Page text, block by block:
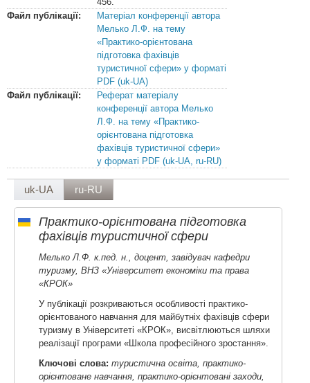
Файл публікації:
Матеріал конференції автора
Мелько Л.Ф. на тему
«Практико-орієнтована
підготовка фахівців
туристичної сфери» у форматі
PDF (uk-UA)
Файл публікації:
Реферат матеріалу
конференції автора Мелько
Л.Ф. на тему «Практико-
орієнтована підготовка
фахівців туристичної сфери»
у форматі PDF (uk-UA, ru-RU)
uk-UA ru-RU
Практико-орієнтована підготовка
фахівців туристичної сфери
Мелько Л.Ф. к.пед. н., доцент, завідувач кафедри
туризму, ВНЗ «Університет економіки та права
«КРОК»
У публікації розкриваються особливості практико-
орієнтованого навчання для майбутніх фахівців сфери
туризму в Університеті «КРОК», висвітлюються шляхи
реалізації програми «Школа професійного зростання».
Ключові слова: туристична освіта, практико-
орієнтоване навчання, практико-орієнтовані заходи,